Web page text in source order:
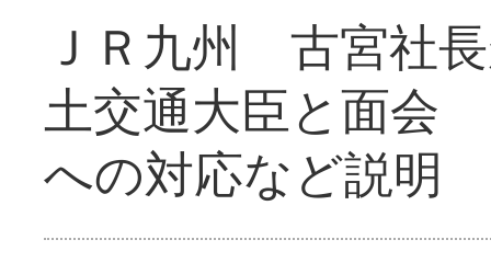
ＪＲ九州 古宮社
土交通大臣と面会
への対応など説明